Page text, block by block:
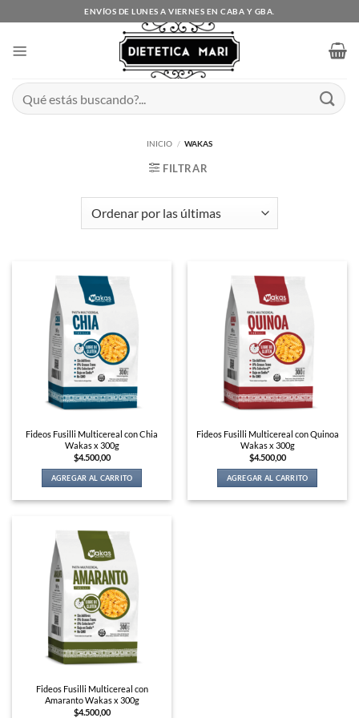
al
ENVÍOS DE LUNES A VIERNES EN CABA Y GBA.
Buscar
por:
INICIO / WAKAS
FILTRAR
Fideos Fusilli Multicereal con Chia
Wakas x 300g
$4.500,00
AGREGAR AL CARRITO
Fideos Fusilli Multicereal con Quinoa
Wakas x 300g
$4.500,00
AGREGAR AL CARRITO
Fideos Fusilli Multicereal con
Amaranto Wakas x 300g
$4.500,00